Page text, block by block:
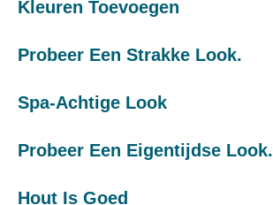
Kleuren Toevoegen
Probeer Een Strakke Look.
Spa-Achtige Look
Probeer Een Eigentijdse Look.
Hout Is Goed